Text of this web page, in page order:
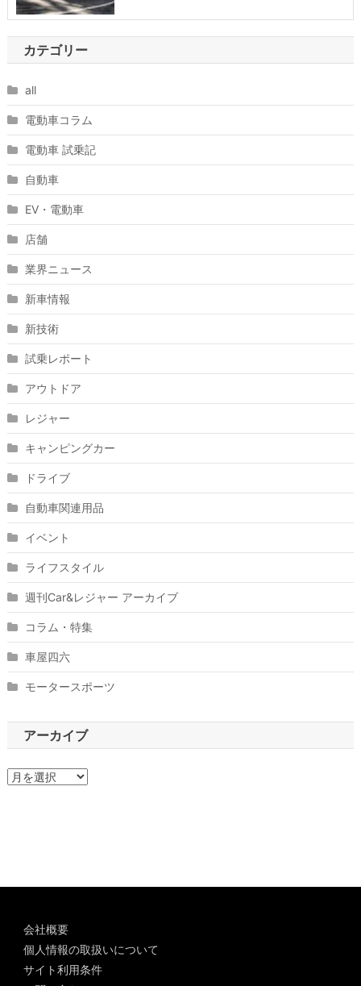
カテゴリー
all
電動車コラム
電動車 試乗記
自動車
EV・電動車
店舗
業界ニュース
新車情報
新技術
試乗レポート
アウトドア
レジャー
キャンピングカー
ドライブ
自動車関連用品
イベント
ライフスタイル
週刊Car&レジャー アーカイブ
コラム・特集
車屋四六
モータースポーツ
アーカイブ
ア
会社概要
個人情報の取扱いについて
サイト利用条件